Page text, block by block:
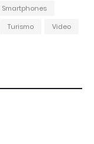
Smartphones
Turismo
Video